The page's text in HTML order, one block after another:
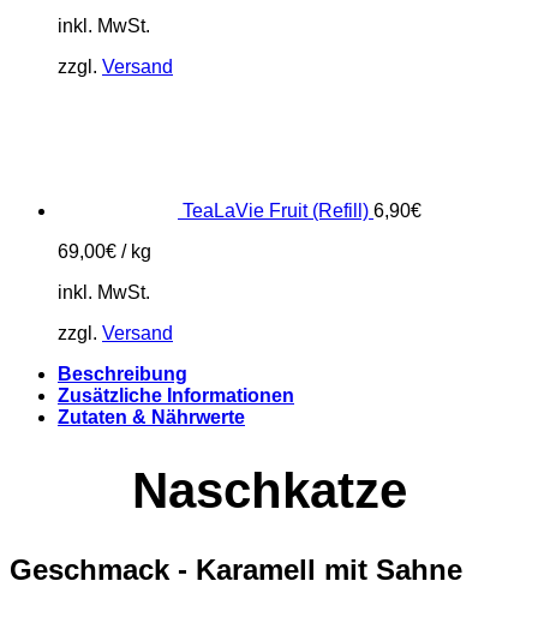
inkl. MwSt.
zzgl. Versand
TeaLaVie Fruit (Refill) 6,90€
69,00€ / kg
inkl. MwSt.
zzgl. Versand
Beschreibung
Zusätzliche Informationen
Zutaten & Nährwerte
Naschkatze
Geschmack - Karamell mit Sahne